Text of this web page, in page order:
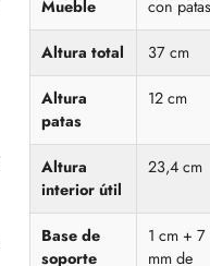
Mueble
con
Altura total 37 cm
Altura
patas
12 cm
Altura
interior útil
23,4 cm
Base de
soporte
1 cm + 7
mm de